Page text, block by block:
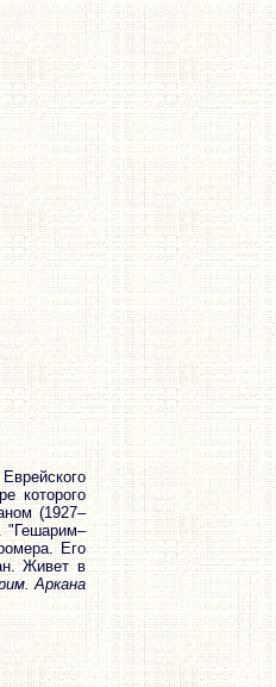
которого
(1927–
"Гешарим–
Его
Живет в
Аркана